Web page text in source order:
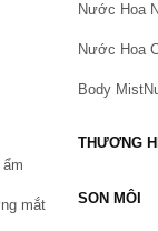
sản phẩm hay
tôi. Hoặc gọi cho
mắt
Nước Hoa
Nước Hoa
Body Mist
THƯƠNG
SON MÔI